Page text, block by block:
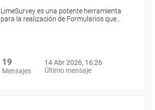
LimeSurvey es una potente herramienta
para la realización de Formularios que…
19
Mensajes
14 Abr 2026, 16:26
Último mensaje